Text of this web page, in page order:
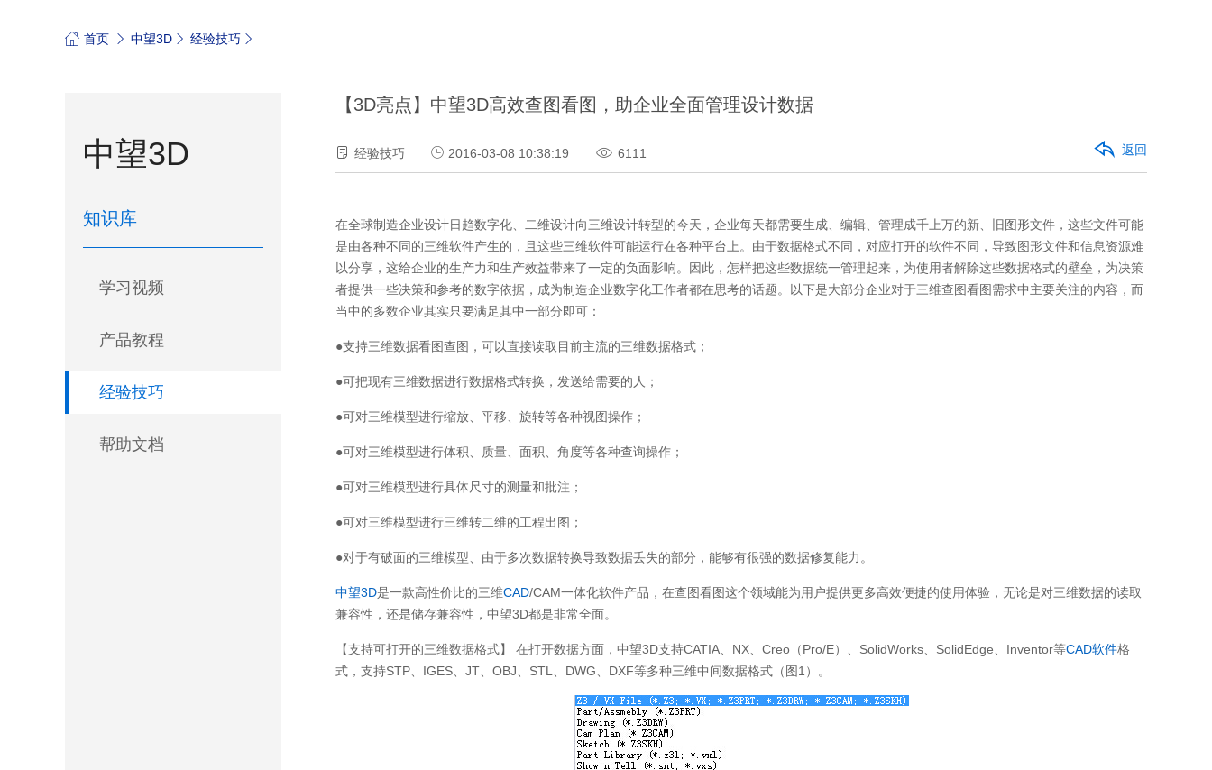
首页 中望3D 经验技巧
中望3D
知识库
学习视频
产品教程
经验技巧
帮助文档
【3D亮点】中望3D高效查图看图，助企业全面管理设计数据
经验技巧 2016-03-08 10:38:19 6111 返回
在全球制造企业设计日趋数字化、二维设计向三维设计转型的今天，企业每天都需要生成、编辑、管理成千上万的新、旧图形文件，这些文件可能
是由各种不同的三维软件产生的，且这些三维软件可能运行在各种平台上。由于数据格式不同，对应打开的软件不同，导致图形文件和信息资源难
以分享，这给企业的生产力和生产效益带来了一定的负面影响。因此，怎样把这些数据统一管理起来，为使用者解除这些数据格式的壁垒，为决策
者提供一些决策和参考的数字依据，成为制造企业数字化工作者都在思考的话题。以下是大部分企业对于三维查图看图需求中主要关注的内容，而
当中的多数企业其实只要满足其中一部分即可：
●支持三维数据看图查图，可以直接读取目前主流的三维数据格式；
●可把现有三维数据进行数据格式转换，发送给需要的人；
●可对三维模型进行缩放、平移、旋转等各种视图操作；
●可对三维模型进行体积、质量、面积、角度等各种查询操作；
●可对三维模型进行具体尺寸的测量和批注；
●可对三维模型进行三维转二维的工程出图；
●对于有破面的三维模型、由于多次数据转换导致数据丢失的部分，能够有很强的数据修复能力。
中望3D是一款高性价比的三维CAD/CAM一体化软件产品，在查图看图这个领域能为用户提供更多高效便捷的使用体验，无论是对三维数据的读取
兼容性，还是储存兼容性，中望3D都是非常全面。
【支持可打开的三维数据格式】 在打开数据方面，中望3D支持CATIA、NX、Creo（Pro/E）、SolidWorks、SolidEdge、Inventor等CAD软件格
式，支持STP、IGES、JT、OBJ、STL、DWG、DXF等多种三维中间数据格式（图1）。